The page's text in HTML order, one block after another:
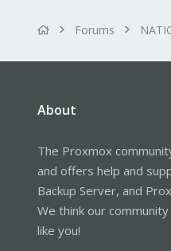
Forums
About
The Proxmox
and offers help and
Backup Server, and
We think our
like you!